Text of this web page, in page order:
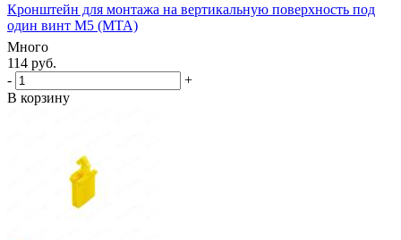
Кронштейн для монтажа на вертикальную поверхность под
один винт M5 (MTA)
Много
114 руб.
-
+
В корзину